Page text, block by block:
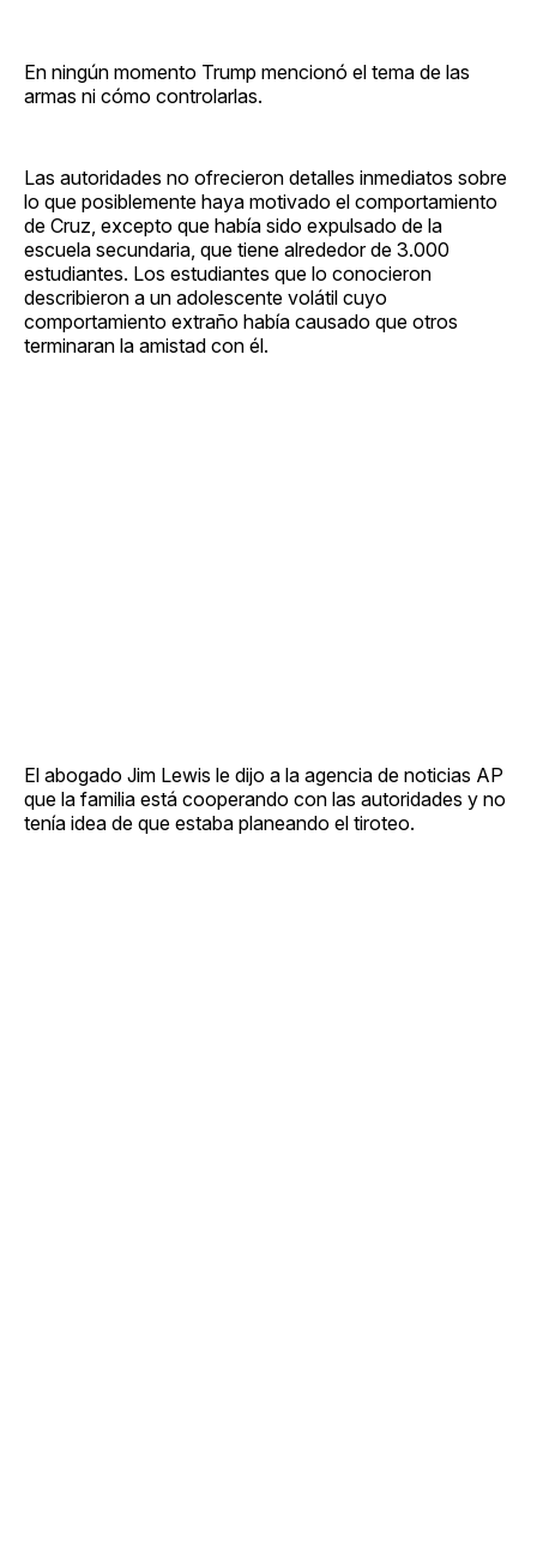
En ningún momento Trump mencionó el tema de las
armas ni cómo controlarlas.
Las autoridades no ofrecieron detalles inmediatos sobre
lo que posiblemente haya motivado el comportamiento
de Cruz, excepto que había sido expulsado de la
escuela secundaria, que tiene alrededor de 3.000
estudiantes. Los estudiantes que lo conocieron
describieron a un adolescente volátil cuyo
comportamiento extraño había causado que otros
terminaran la amistad con él.
El abogado Jim Lewis le dijo a la agencia de noticias AP
que la familia está cooperando con las autoridades y no
tenía idea de que estaba planeando el tiroteo.